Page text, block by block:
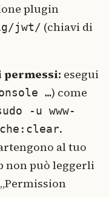
plugin
jwt/ (chiavi di
permessi: esegui
…) come
-u www-
.
al tuo
non può leggerli